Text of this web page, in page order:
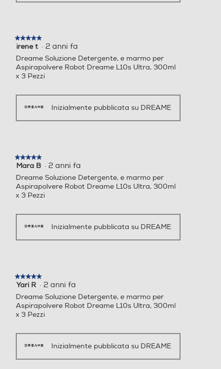
★★★★★
★★★★★
5
su
5
stelle.
irene t · 2 anni fa
Dreame Soluzione Detergente, e marmo per
Aspirapolvere Robot Dreame L10s Ultra, 300ml
x 3 Pezzi
Inizialmente pubblicata su DREAME
★★★★★
★★★★★
5
su
5
stelle.
Mara B · 2 anni fa
Dreame Soluzione Detergente, e marmo per
Aspirapolvere Robot Dreame L10s Ultra, 300ml
x 3 Pezzi
Inizialmente pubblicata su DREAME
★★★★★
★★★★★
5
stelle.
Yari R · 2 anni fa
Dreame Soluzione Detergente, e marmo per
Aspirapolvere Robot Dreame L10s Ultra, 300ml
x 3 Pezzi
Inizialmente pubblicata su DREAME